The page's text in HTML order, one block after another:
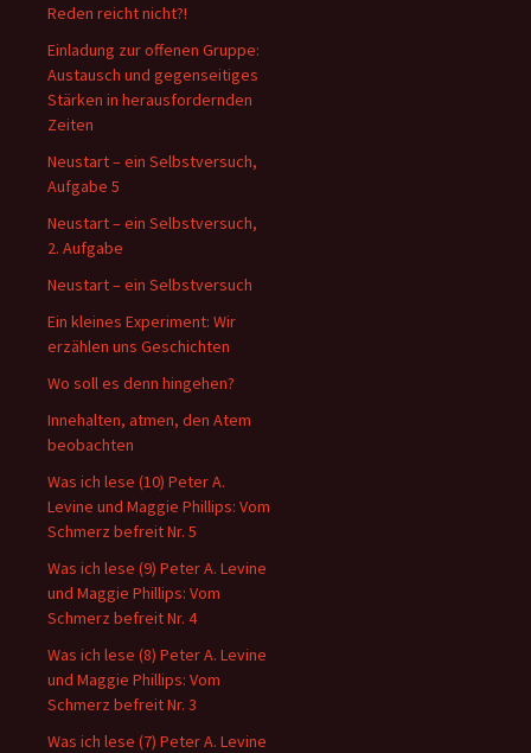
Reden reicht nicht?!
Einladung zur offenen Gruppe:
Austausch und gegenseitiges
Stärken in herausfordernden
Zeiten
Neustart – ein Selbstversuch,
Aufgabe 5
Neustart – ein Selbstversuch,
2. Aufgabe
Neustart – ein Selbstversuch
Ein kleines Experiment: Wir
erzählen uns Geschichten
Wo soll es denn hingehen?
Innehalten, atmen, den Atem
beobachten
Was ich lese (10) Peter A.
Levine und Maggie Phillips: Vom
Schmerz befreit Nr. 5
Was ich lese (9) Peter A. Levine
und Maggie Phillips: Vom
Schmerz befreit Nr. 4
Was ich lese (8) Peter A. Levine
und Maggie Phillips: Vom
Schmerz befreit Nr. 3
Was ich lese (7) Peter A. Levine